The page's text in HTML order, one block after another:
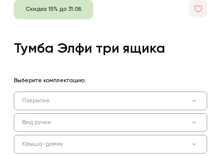
Скидка 15% до 31.08
Тумба Элфи три ящика
Выберите комплектацию:
Покрытие
Вид ручки
Крыша-домик